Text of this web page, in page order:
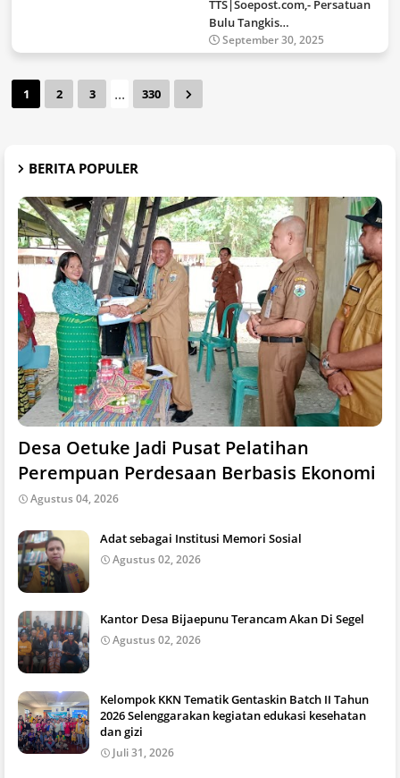
TTS|Soepost.com,- Persatuan
Bulu Tangkis…
September 30, 2025
1 2 3 ... 330
BERITA POPULER
Desa Oetuke Jadi Pusat Pelatihan
Perempuan Perdesaan Berbasis Ekonomi
Agustus 04, 2026
Adat sebagai Institusi Memori Sosial
Agustus 02, 2026
Kantor Desa Bijaepunu Terancam Akan Di Segel
Agustus 02, 2026
Kelompok KKN Tematik Gentaskin Batch II Tahun
2026 Selenggarakan kegiatan edukasi kesehatan
dan gizi
Juli 31, 2026